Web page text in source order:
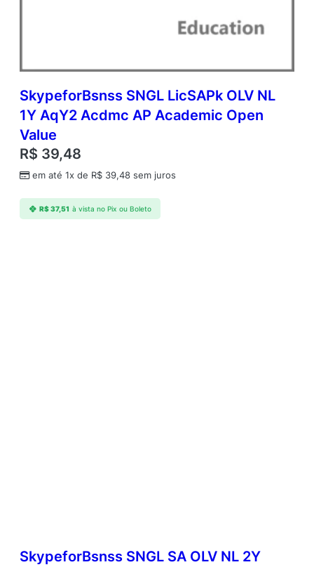
SkypeforBsnss SNGL LicSAPk OLV NL
1Y AqY2 Acdmc AP Academic Open
Value
R$ 39,48
em até 1x de R$ 39,48 sem juros
R$37,51 à vista no Pix ou Boleto
SkypeforBsnss SNGL SA OLV NL 2Y